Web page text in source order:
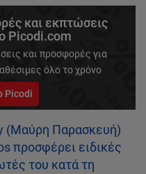
και εκπτώσεις
Picodi.com
και προσφορές για
όλο το χρόνο
Picodi
(Μαύρη Παρασκευή)
προσφέρει ειδικές
του κατά τη